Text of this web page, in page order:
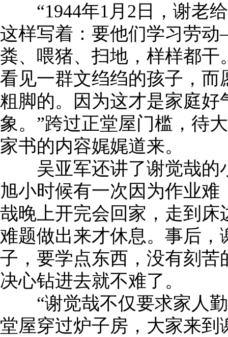
“1944年1月2日，谢老给
这样写着：要他们学习劳
粪、喂猪、扫地，样样都
看见一群文绉绉的孩子，而
粗脚的。因为这才是家庭好
象。”跨过正堂屋门槛，待
家书的内容娓娓道来。
吴亚军还讲了谢觉哉的
旭小时候有一次因为作业
哉晚上开完会回家，走到
难题做出来才休息。事后
子，要学点东西，没有刻
决心钻进去就不难了。
“谢觉哉不仅要求家人勤
堂屋穿过炉子房，大家来